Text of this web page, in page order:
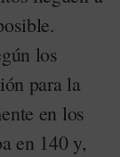
los
para la
en los
en 140 y,